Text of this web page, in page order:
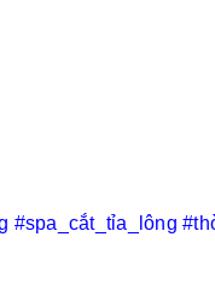
#spa_cắt_tỉa_lông